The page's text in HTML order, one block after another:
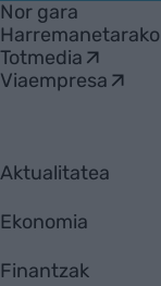
Nor gara
Harremanetarako
Totmedia
Viaempresa
Aktualitatea
Ekonomia
Finantzak